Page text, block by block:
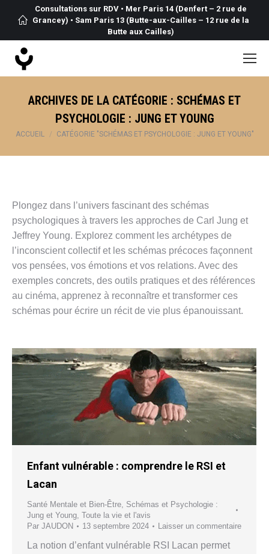
Consultations sur RDV • Mer Paris 14 (Denfert – 2 rue de
Grancey) • Sam Paris 13 (Butte-aux-Cailles – 12 rue de la
Butte aux Cailles)
ARCHIVES DE LA CATÉGORIE : SCHÉMAS ET
PSYCHOLOGIE : JUNG ET YOUNG
Vous êtes ici :
ACCUEIL CATÉGORIE "SCHÉMAS ET PSYCHOLOGIE : JUNG ET YOUNG"
Plongez dans l’univers fascinant des schémas
psychologiques à travers les approches de Carl Jung et
Jeffrey Young. Explorez comment les archétypes de
l’inconscient collectif et les schémas précoces façonnent
vos pensées, vos émotions et vos relations. Avec des
exemples concrets, des outils pratiques et des références
au cinéma, apprenez à reconnaître et transformer ces
schémas pour écrire un récit de vie plus épanouissant.
Enfant vulnérable : comprendre le RSI et
Lacan
Santé Mentale et Bien-Être Schémas et Psychologie :
Jung et Young Toute la vie et l'avis
Par JAUDON 13 septembre 2024 Laisser un commentaire
La notion d’enfant vulnérable RSI Lacan permet